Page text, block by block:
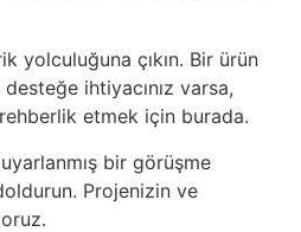
yolculuğuna çıkın. Bir ürün
ihtiyacınız varsa,
etmek için burada.
bir görüşme
Projenizin ve